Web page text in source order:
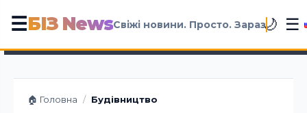
☰БІЗ NewsСвіжі новини. Просто. Зараз🌙 ☰
🏠 Головна / Будівництво